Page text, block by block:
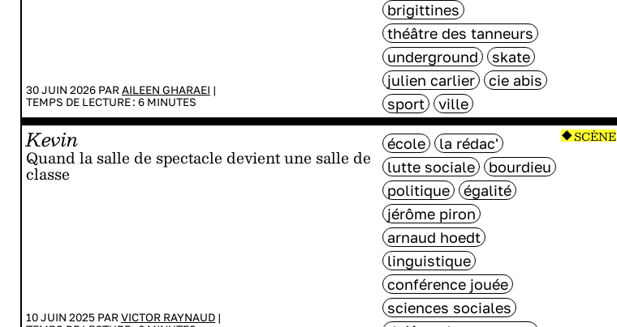
30 JUIN 2026 PARAILEEN GHARAEI |
TEMPS DE LECTURE : 6 MINUTES
brigittines
théâtre des tanneurs
underground
skate
julien carlier
cie abis
sport
ville
Kevin
Quand la salle de spectacle devient une salle de
classe
10 JUIN 2025 PARVICTOR RAYNAUD |
école
la rédac'
lutte sociale
bourdieu
politique
égalité
jérôme piron
arnaud hoedt
linguistique
conférence jouée
sciences sociales
SCÈNE